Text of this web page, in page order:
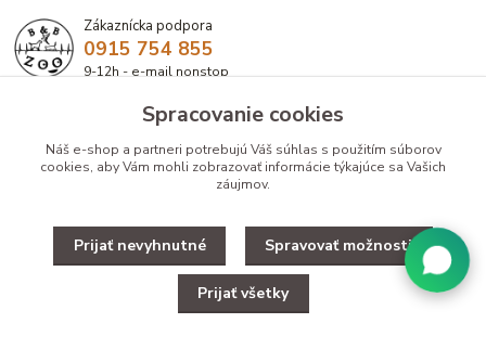
Zákaznícka podpora
0915 754 855
9-12h - e-mail nonstop
eshop@bbzoo.sk
Upravit zber cookies.
Spracovanie cookies
Náš e-shop a partneri potrebujú Váš súhlas s použitím súborov
cookies, aby Vám mohli zobrazovať informácie týkajúce sa Vašich
záujmov.
Prijať nevyhnutné Spravovať možnosti
Prijať všetky